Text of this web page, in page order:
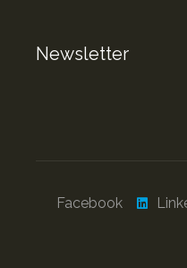
Newsletter
Facebook